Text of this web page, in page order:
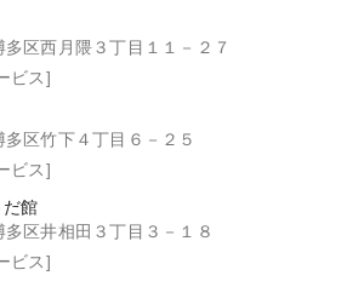
区西月隈３丁目１１－２７
ビス]
区竹下４丁目６－２５
ビス]
だ館
区井相田３丁目３－１８
ビス]